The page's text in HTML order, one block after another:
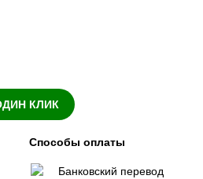
КЛИК
Способы оплаты
Банковский перевод